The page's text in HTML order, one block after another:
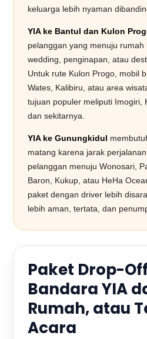
keluarga lebih nyaman
YIA ke Bantul dan Kulon
pelanggan yang menuju rumah
wedding, penginapan, atau
Untuk rute Kulon Progo, mobil
Wates, Kalibiru, atau area
tujuan populer meliputi Imogiri,
dan sekitarnya.
YIA ke Gunungkidul
matang karena jarak
pelanggan menuju Wonosari,
Baron, Kukup, atau HeHa
paket dengan driver lebih
lebih aman, tertata, dan
Paket Drop-
Bandara YIA
Rumah, atau
Acara